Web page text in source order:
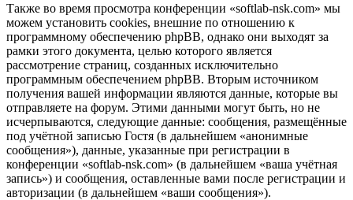
Также во время просмотра конференции «softlab-nsk.com» мы
можем установить cookies, внешние по отношению к
программному обеспечению phpBB, однако они выходят за
рамки этого документа, целью которого является
рассмотрение страниц, созданных исключительно
программным обеспечением phpBB. Вторым источником
получения вашей информации являются данные, которые вы
отправляете на форум. Этими данными могут быть, но не
исчерпываются, следующие данные: сообщения, размещённые
под учётной записью Гостя (в дальнейшем «анонимные
сообщения»), данные, указанные при регистрации в
конференции «softlab-nsk.com» (в дальнейшем «ваша учётная
запись») и сообщения, оставленные вами после регистрации и
авторизации (в дальнейшем «ваши сообщения»).